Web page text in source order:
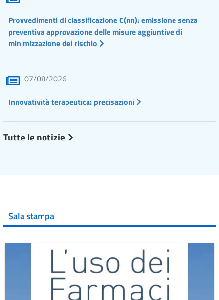
Provvedimenti di classificazione C(nn): emissione senza
preventiva approvazione delle misure aggiuntive di
minimizzazione del rischio
07/08/2026
Innovatività terapeutica: precisazioni
Tutte le notizie
Sala stampa